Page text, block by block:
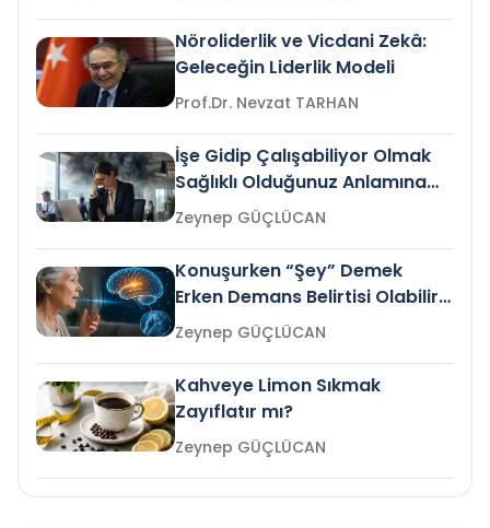
Nöroliderlik ve Vicdani Zekâ:
Geleceğin Liderlik Modeli
Prof.Dr. Nevzat TARHAN
İşe Gidip Çalışabiliyor Olmak
Sağlıklı Olduğunuz Anlamına
Gelir mi?Zeynep GÜÇLÜCAN
Konuşurken “Şey” Demek
Erken Demans Belirtisi Olabilir
mi?
Zeynep GÜÇLÜCAN
Kahveye Limon Sıkmak
Zayıflatır mı?
Zeynep GÜÇLÜCAN